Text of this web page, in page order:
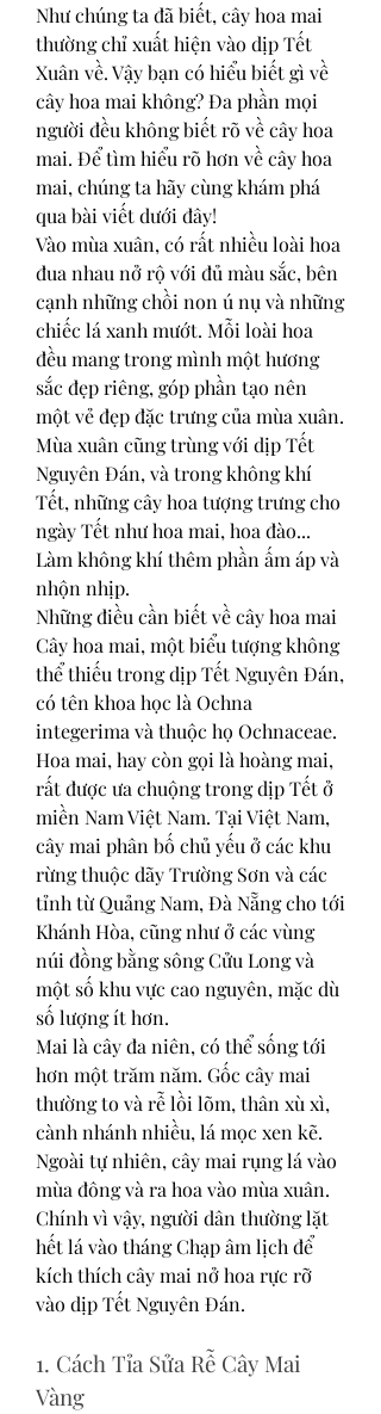
Như chúng ta đã biết, cây hoa mai
thường chỉ xuất hiện vào dịp Tết
Xuân về. Vậy bạn có hiểu biết gì về
cây hoa mai không? Đa phần mọi
người đều không biết rõ về cây hoa
mai. Để tìm hiểu rõ hơn về cây hoa
mai, chúng ta hãy cùng khám phá
qua bài viết dưới đây!
Vào mùa xuân, có rất nhiều loài hoa
đua nhau nở rộ với đủ màu sắc, bên
cạnh những chồi non ú nụ và những
chiếc lá xanh mướt. Mỗi loài hoa
đều mang trong mình một hương
sắc đẹp riêng, góp phần tạo nên
một vẻ đẹp đặc trưng của mùa xuân.
Mùa xuân cũng trùng với dịp Tết
Nguyên Đán, và trong không khí
Tết, những cây hoa tượng trưng cho
ngày Tết như hoa mai, hoa đào...
Làm không khí thêm phần ấm áp và
nhộn nhịp.
Những điều cần biết về cây hoa mai
Cây hoa mai, một biểu tượng không
thể thiếu trong dịp Tết Nguyên Đán,
có tên khoa học là Ochna
integerima và thuộc họ Ochnaceae.
Hoa mai, hay còn gọi là hoàng mai,
rất được ưa chuộng trong dịp Tết ở
miền Nam Việt Nam. Tại Việt Nam,
cây mai phân bố chủ yếu ở các khu
rừng thuộc dãy Trường Sơn và các
tỉnh từ Quảng Nam, Đà Nẵng cho tới
Khánh Hòa, cũng như ở các vùng
núi đồng bằng sông Cửu Long và
một số khu vực cao nguyên, mặc dù
số lượng ít hơn.
Mai là cây đa niên, có thể sống tới
hơn một trăm năm. Gốc cây mai
thường to và rễ lồi lõm, thân xù xì,
cành nhánh nhiều, lá mọc xen kẽ.
Ngoài tự nhiên, cây mai rụng lá vào
mùa đông và ra hoa vào mùa xuân.
Chính vì vậy, người dân thường lặt
hết lá vào tháng Chạp âm lịch để
kích thích cây mai nở hoa rực rỡ
vào dịp Tết Nguyên Đán.
1. Cách Tỉa Sửa Rễ Cây Mai
Vàng